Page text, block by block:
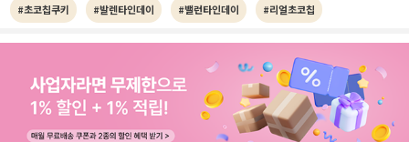
#초코칩쿠키 #발렌타인데이 #밸런타인데이 #리얼초코칩